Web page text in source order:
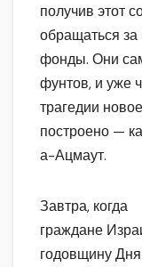
получив этот
обращаться
фонды. Они
фунтов, и уже
трагедии
построено —
а-Ацмаут.
Завтра, когда
граждане
годовщину